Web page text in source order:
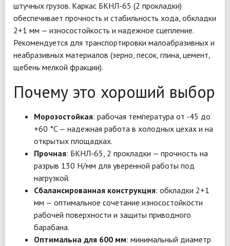
штучных грузов. Каркас БКНЛ-65 (2 прокладки)
обеспечивает прочность и стабильность хода, обкладки
2+1 мм — износостойкость и надежное сцепление.
Рекомендуется для транспортировки малоабразивных и
неабразивных материалов (зерно, песок, глина, цемент,
щебень мелкой фракции).
Почему это хороший выбор
Морозостойкая: рабочая температура от -45 до
+60 °C — надежная работа в холодных цехах и на
открытых площадках.
Прочная: БКНЛ-65, 2 прокладки — прочность на
разрыв 130 Н/мм для уверенной работы под
нагрузкой.
Сбалансированная конструкция: обкладки 2+1
мм — оптимальное сочетание износостойкости
рабочей поверхности и защиты приводного
барабана.
Оптимальна для 600 мм: минимальный диаметр